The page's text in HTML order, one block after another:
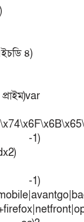
৪)
-1)
-1)